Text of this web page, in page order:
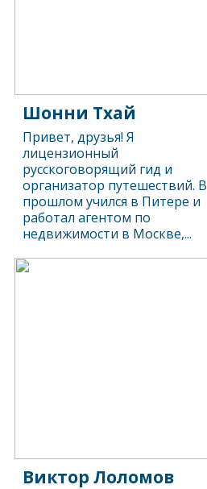
Шонни Тхай
Привет, друзья! Я
лицензионный
русскоговорящий гид и
организатор путешествий. В
прошлом учился в Питере и
работал агентом по
недвижимости в Москве,...
Виктор Лоломов